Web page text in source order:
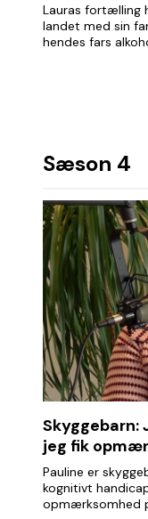
Lauras fortælling
landet med sin
hendes fars
Sæson 4
jeg fik
Pauline er
kognitivt
opmærksomhed